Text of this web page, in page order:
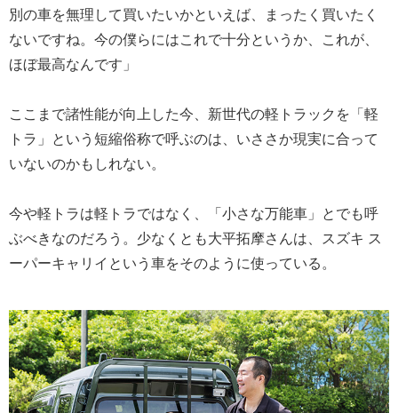
別の車を無理して買いたいかといえば、まったく買いたく
ないですね。今の僕らにはこれで十分というか、これが、
ほぼ最高なんです」
ここまで諸性能が向上した今、新世代の軽トラックを「軽
トラ」という短縮俗称で呼ぶのは、いささか現実に合って
いないのかもしれない。
今や軽トラは軽トラではなく、「小さな万能車」とでも呼
ぶべきなのだろう。少なくとも大平拓摩さんは、スズキ ス
ーパーキャリイという車をそのように使っている。